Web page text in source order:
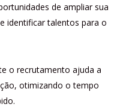
de ampliar sua
identificar talentos para o
o recrutamento ajuda a
otimizando o tempo